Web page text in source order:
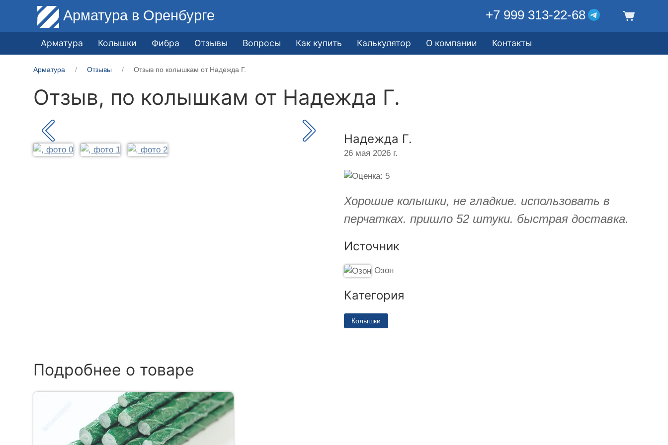
Арматура в Оренбурге +7 999 313-22-68
Арматура Колышки Фибра Отзывы Вопросы Как купить Калькулятор О компании Контакты
Арматура Отзывы Отзыв по колышкам от Надежда Г.
Отзыв, по колышкам от Надежда Г.
Надежда Г.
26 мая 2026 г.
Хорошие колышки, не гладкие. использовать в
перчатках. пришло 52 штуки. быстрая доставка.
Источник
Озон
Категория
Колышки
Подробнее о товаре